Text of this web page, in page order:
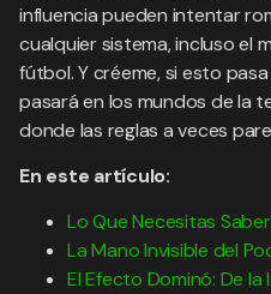
influencia pueden intentar
cualquier sistema, incluso el
fútbol. Y créeme, si esto
pasará en los mundos de la
donde las reglas a veces
En este artículo:
Lo Que Necesitas
La Mano Invisible del
El Efecto Dominó: De